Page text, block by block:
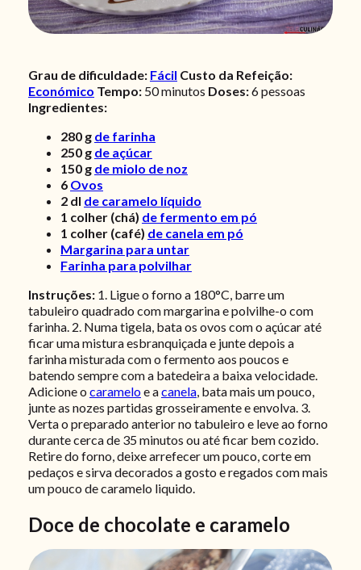
Grau de dificuldade: Fácil Custo da Refeição:
Económico Tempo: 50 minutos Doses:6pessoas
Ingredientes:
280 g de farinha
250 g de açúcar
150 g de miolo de noz
6 Ovos
2 dl de caramelo líquido
1 colher (chá) de fermento em pó
1 colher (café) de canela em pó
Margarina para untar
Farinha para polvilhar
Instruções: 1. Ligue o forno a 180°C, barre um
tabuleiro quadrado com margarina e polvilhe-o com
farinha. 2. Numa tigela, bata os ovos com o açúcar até
ficar uma mistura esbranquiçada e junte depois a
farinha misturada com o fermento aos poucos e
batendo sempre com a batedeira a baixa velocidade.
Adicione o carameloe acanela, bata mais um pouco,
junte as nozes partidas grosseiramente e envolva. 3.
Verta o preparado anterior no tabuleiro e leve ao forno
durante cerca de 35 minutos ou até ficar bem cozido.
Retire do forno, deixe arrefecer um pouco, corte em
pedaços e sirva decorados a gosto e regados com mais
um pouco de caramelo liquido.
Doce de chocolate e caramelo